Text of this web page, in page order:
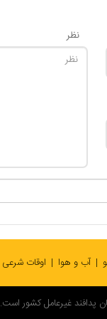
نظر
آب و هوا اوقات شرعی
پدافند غیرعامل کشور است.